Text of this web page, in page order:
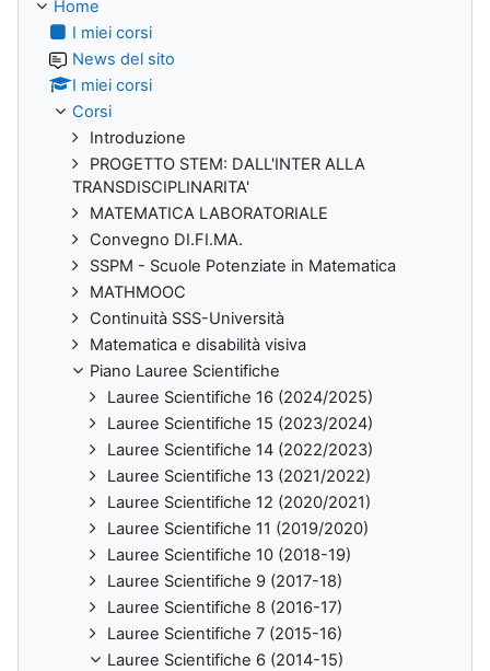
Home
I miei corsi
News del sito
I miei corsi
Corsi
Introduzione
PROGETTO STEM: DALL'INTER ALLA
TRANSDISCIPLINARITA'
MATEMATICA LABORATORIALE
Convegno DI.FI.MA.
SSPM - Scuole Potenziate in Matematica
MATHMOOC
Continuità SSS-Università
Matematica e disabilità visiva
Piano Lauree Scientifiche
Lauree Scientifiche 16 (2024/2025)
Lauree Scientifiche 15 (2023/2024)
Lauree Scientifiche 14 (2022/2023)
Lauree Scientifiche 13 (2021/2022)
Lauree Scientifiche 12 (2020/2021)
Lauree Scientifiche 11 (2019/2020)
Lauree Scientifiche 10 (2018-19)
Lauree Scientifiche 9 (2017-18)
Lauree Scientifiche 8 (2016-17)
Lauree Scientifiche 7 (2015-16)
Lauree Scientifiche 6 (2014-15)